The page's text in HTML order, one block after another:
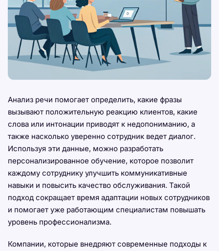
Анализ речи помогает определить, какие фразы
вызывают положительную реакцию клиентов, какие
слова или интонации приводят к недопониманию, а
также насколько уверенно сотрудник ведет диалог.
Используя эти данные, можно разработать
персонализированное обучение, которое позволит
каждому сотруднику улучшить коммуникативные
навыки и повысить качество обслуживания. Такой
подход сокращает время адаптации новых сотрудников
и помогает уже работающим специалистам повышать
уровень профессионализма.
Компании, которые внедряют современные подходы к